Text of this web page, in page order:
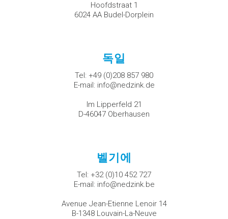
Hoofdstraat 1
6024 AA Budel-Dorplein
독일
Tel: +49 (0)208 857 980
E-mail: info@nedzink.de
Im Lipperfeld 21
D-46047 Oberhausen
벨기에
Tel: +32 (0)10 452 727
E-mail: info@nedzink.be
Avenue Jean-Etienne Lenoir 14
B-1348 Louvain-La-Neuve